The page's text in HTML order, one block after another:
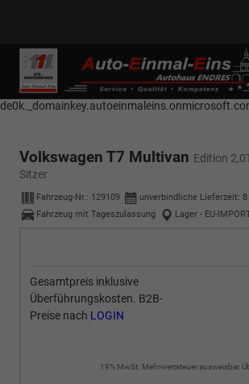
------------ Host Name : selector1._domainkey
selector1-aee-
Name : selector2._domainkey Points to address or
Volkswagen T7 Multivan Edition
Sitzer
Fahrzeug-Nr.: 129109 unverbindliche Lieferzeit: 8
Fahrzeug mit Tageszulassung
Lager - EU-
Gesamtpreis inklusive
Überführungskosten. B2B-
Preise nach LOGIN
19% MwSt. Mehrwertsteuer ausweisbar,